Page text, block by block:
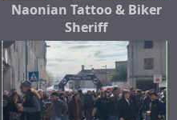
Naonian Tattoo & Biker
Sheriff